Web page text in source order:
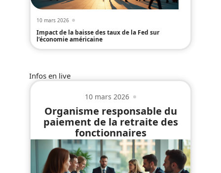
10 mars 2026
Impact de la baisse des taux de la Fed sur
l’économie américaine
Infos en live
10 mars 2026
Organisme responsable du
paiement de la retraite des
fonctionnaires